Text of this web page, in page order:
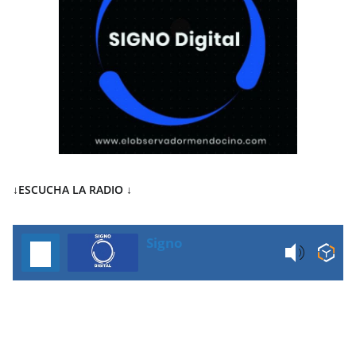
↓ESCUCHA LA RADIO ↓
Signo